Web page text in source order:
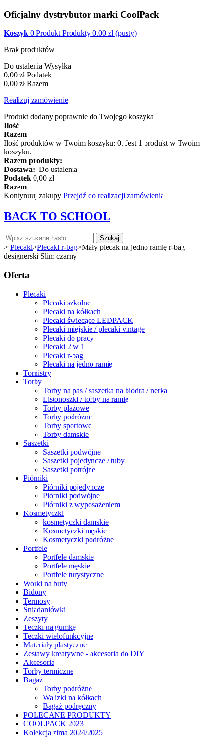
Oficjalny dystrybutor marki CoolPack
Koszyk 0 Produkt Produkty 0.00 zł (pusty)
Brak produktów
Do ustalenia Wysyłka
0,00 zł Podatek
0,00 zł Razem
Realizuj zamówienie
Produkt dodany poprawnie do Twojego koszyka
Ilość
Razem
Ilość produktów w Twoim koszyku: 0. Jest 1 produkt w Twoim
koszyku.
Razem produkty:
Dostawa: Do ustalenia
Podatek 0,00 zł
Razem
Kontynuuj zakupy Przejdź do realizacji zamówienia
BACK TO SCHOOL
Szukaj
> Plecaki>Plecaki r-bag>Mały plecak na jedno ramię r-bag
designerski Slim czarny
Oferta
Plecaki
Plecaki szkolne
Plecaki na kółkach
Plecaki świecące LEDPACK
Plecaki miejskie / plecaki vintage
Plecaki do pracy
Plecaki 2 w 1
Plecaki r-bag
Plecaki na jedno ramię
Tornistry
Torby
Torby na pas / saszetka na biodra / nerka
Listonoszki / torby na ramię
Torby plażowe
Torby podróżne
Torby sportowe
Torby damskie
Saszetki
Saszetki podwójne
Saszetki pojedyncze / tuby
Saszetki potrójne
Piórniki
Piórniki pojedyncze
Piórniki podwójne
Piórniki z wyposażeniem
Kosmetyczki
kosmetyczki damskie
Kosmetyczki męskie
Kosmetyczki podróżne
Portfele
Portfele damskie
Portfele męskie
Portfele turystyczne
Worki na buty
Bidony
Termosy
Śniadaniówki
Zeszyty
Teczki na gumkę
Teczki wielofunkcyjne
Materiały plastyczne
Zestawy kreatywne - akcesoria do DIY
Akcesoria
Torby termiczne
Bagaż
Torby podróżne
Walizki na kółkach
Bagaż podręczny
POLECANE PRODUKTY
COOLPACK 2023
Kolekcja zima 2024/2025